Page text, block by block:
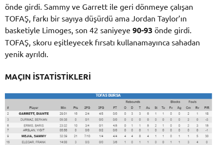
önde girdi. Sammy ve Garrett ile geri dönmeye çalışan
TOFAŞ, farkı bir sayıya düşürdü ama Jordan Taylor’ın
basketiyle Limoges, son 42 saniyeye 90-93 önde girdi.
TOFAŞ, skoru eşitleyecek fırsatı kullanamayınca sahadan
yenik ayrıldı.
MAÇIN İSTATİSTİKLERİ